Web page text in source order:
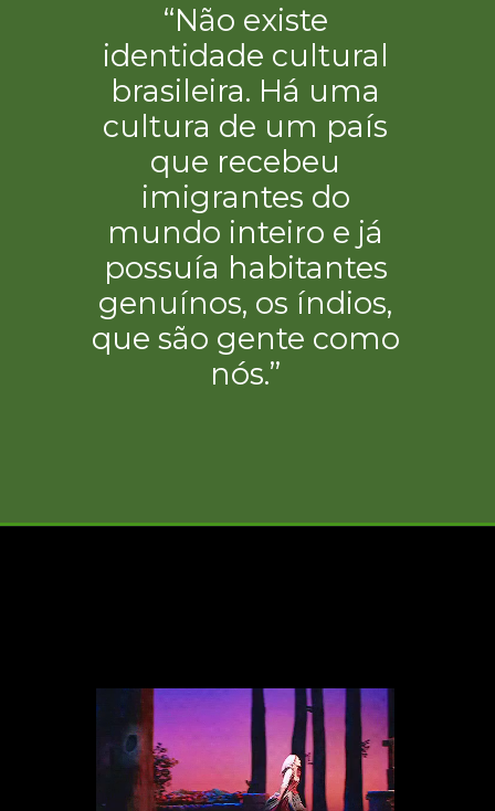
“Não existe
identidade cultural
brasileira. Há uma
cultura de um país
que recebeu
imigrantes do
mundo inteiro e já
possuía habitantes
genuínos, os índios,
que são gente como